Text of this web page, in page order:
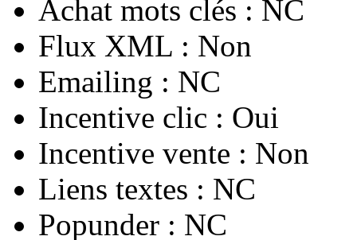
Achat mots clés : NC
Flux XML : Non
Emailing : NC
Incentive clic : Oui
Incentive vente : Non
Liens textes : NC
Popunder : NC